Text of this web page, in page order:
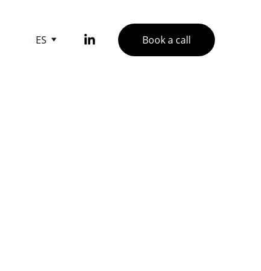
ES Book a call